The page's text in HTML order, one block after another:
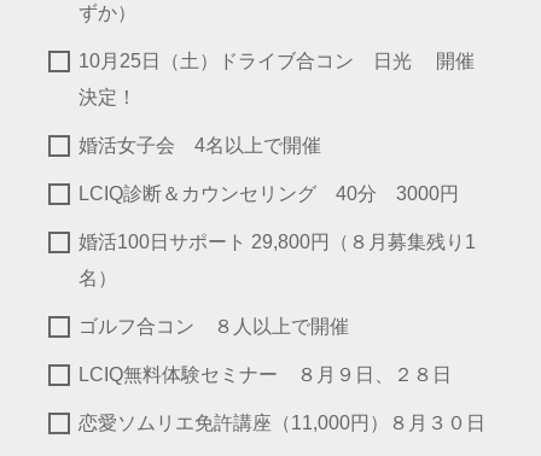
ずか）
10月25日（土）ドライブ合コン 日光 開催
決定！
婚活女子会 4名以上で開催
LCIQ診断＆カウンセリング 40分 3000円
婚活100日サポート 29,800円（８月募集残り1
名）
ゴルフ合コン ８人以上で開催
LCIQ無料体験セミナー ８月９日、２８日
恋愛ソムリエ免許講座（11,000円）８月３０日